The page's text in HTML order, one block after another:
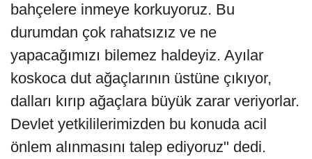
bahçelere inmeye korkuyoruz. Bu
durumdan çok rahatsızız ve ne
yapacağımızı bilemez haldeyiz. Ayılar
koskoca dut ağaçlarının üstüne çıkıyor,
dalları kırıp ağaçlara büyük zarar veriyorlar.
Devlet yetkililerimizden bu konuda acil
önlem alınmasını talep ediyoruz" dedi.